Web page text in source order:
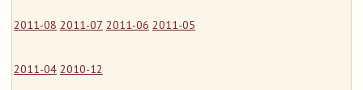
2011-08 2011-07 2011-06 2011-05
2011-04 2010-12